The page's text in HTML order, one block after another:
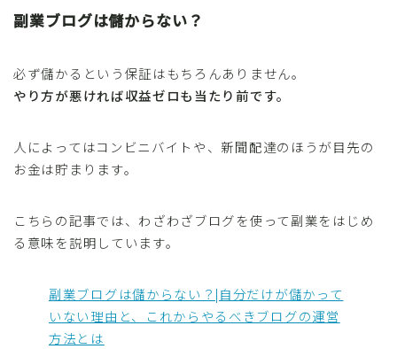
副業ブログは儲からない？
必ず儲かるという保証はもちろんありません。
やり方が悪ければ収益ゼロも当たり前です。
人によってはコンビニバイトや、新聞配達のほうが目先の
お金は貯まります。
こちらの記事では、わざわざブログを使って副業をはじめ
る意味を説明しています。
副業ブログは儲からない？|自分だけが儲かって
いない理由と、これからやるべきブログの運営
方法とは